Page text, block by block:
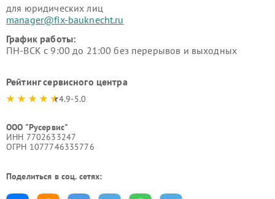
для юридических лиц
manager@fix-bauknecht.ru
График работы:
ПН-ВСК с 9:00 до 21:00 без перерывов и выходных
Рейтинг сервисного центра
4.9-5.0
ООО "Русервис"
ИНН 7702633247
ОГРН 1077746335776
Поделиться в соц. сетях: